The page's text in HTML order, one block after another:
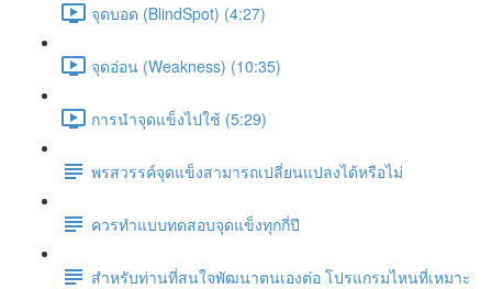
จุดบอด (BlindSpot) (4:27)
จุดอ่อน (Weakness) (10:35)
การนำจุดแข็งไปใช้ (5:29)
พรสวรรค์จุดแข็งสามารถเปลี่ยนแปลงได้หรือไม่
ควรทำแบบทดสอบจุดแข็งทุกกี่ปี
สำหรับท่านที่สนใจพัฒนาตนเองต่อ โปรแกรมไหนที่เหมาะ